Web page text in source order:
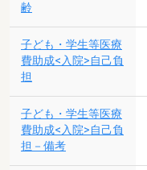
齢
子ども・学生等医療
費助成<入院>自己負
担
子ども・学生等医療
費助成<入院>自己負
担－備考